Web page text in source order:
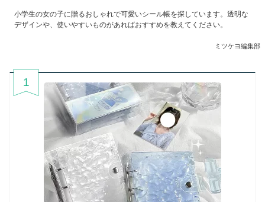
小学生の女の子に贈るおしゃれで可愛いシール帳を探しています。透明な
デザインや、使いやすいものがあればおすすめを教えてください。
ミツケヨ編集部
1